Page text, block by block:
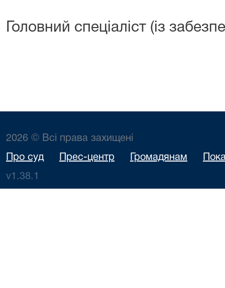
Головний спеціаліст (із
2026 © Всі права захищені
Про суд Прес-центр Громадянам
v1.38.1